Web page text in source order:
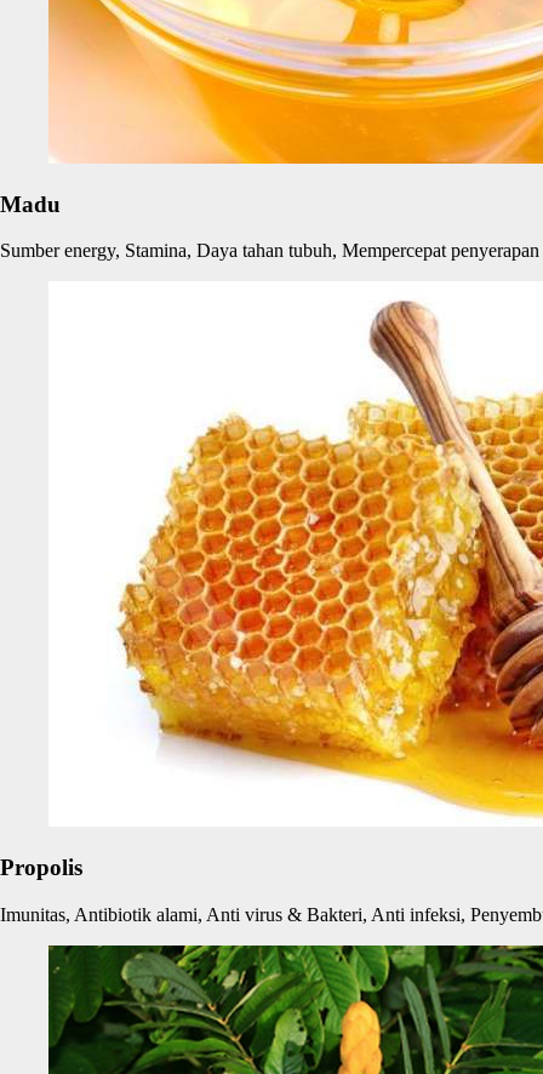
Madu
Sumber energy, Stamina, Daya tahan tubuh, Mempercepat
Propolis
Imunitas, Antibiotik alami, Anti virus & Bakteri, Anti infeksi,